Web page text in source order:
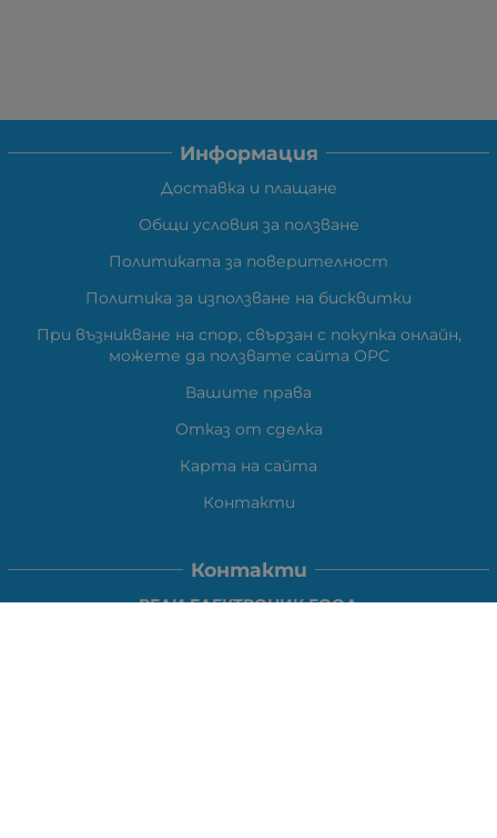
Информация
Доставка и плащане
Общи условия за ползване
Политиката за поверителност
Политика за използване на бисквитки
При възникване на спор, свързан с покупка онлайн,
можете да ползвате сайта ОРС
Вашите права
Отказ от сделка
Карта на сайта
Контакти
Контакти
ВЕЛИ ЕЛЕКТРОНИК ЕООД